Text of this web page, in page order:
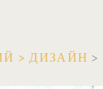
>ДИЗАЙН >